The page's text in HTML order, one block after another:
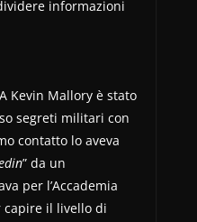
informazioni
Kevin Mallory è stato
segreti militari con
contatto lo aveva
” da un
per l’Accademia
capire il livello di